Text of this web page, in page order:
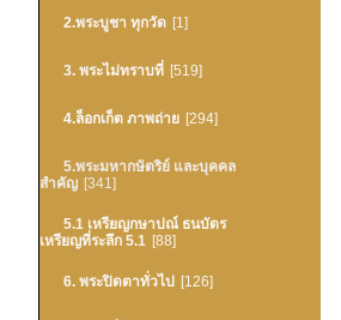
2.พระบูชา ทุกวัด [1]
3. พระไม่ทราบที่ [519]
4.ล็อกเก็ต ภาพถ่าย [294]
5.พระมหากษัตริย์ และบุคคล
สำคัญ [341]
5.1 เหรียญกษาปณ์ ธนบัตร
เหรียญที่ระลึก 5.1 [88]
6. พระปิดตาทั่วไป [126]